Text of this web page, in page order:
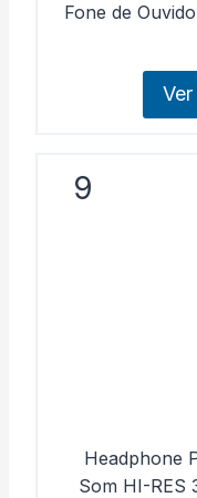
Fone de
9
Headphone
Som HI-RES